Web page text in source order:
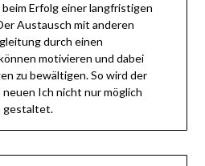
Erfolg einer langfristigen
Austausch mit anderen
durch einen
motivieren und dabei
zu bewältigen. So wird der
Ich nicht nur möglich
gestaltet.